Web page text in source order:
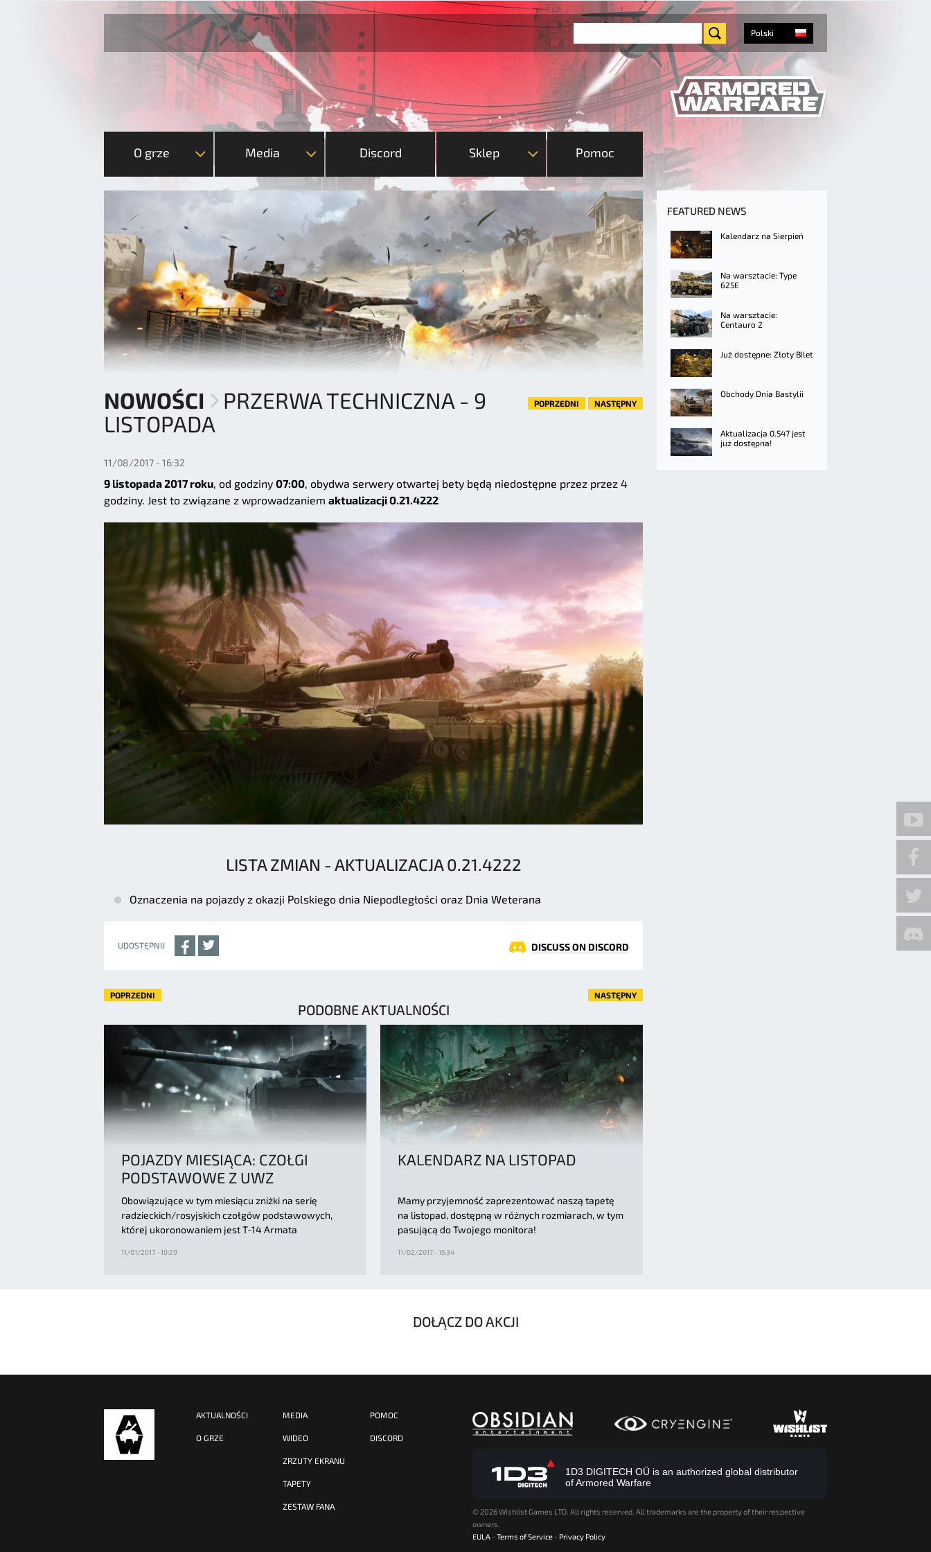
Polski
O grze Media Discord Sklep Pomoc
NOWOŚCI
PRZERWA TECHNICZNA - 9
LISTOPADA
POPRZEDNI NASTĘPNY
11/08/2017 - 16:32
9 listopada 2017 roku, od godziny 07:00, obydwa serwery otwartej bety będą niedostępne przez przez 4
godziny. Jest to związane z wprowadzaniem aktualizacji 0.21.4222
LISTA ZMIAN - AKTUALIZACJA 0.21.4222
Oznaczenia na pojazdy z okazji Polskiego dnia Niepodległości oraz Dnia Weterana
UDOSTĘPNIJ DISCUSS ON DISCORD
POPRZEDNI NASTĘPNY
PODOBNE AKTUALNOŚCI
POJAZDY MIESIĄCA: CZOŁGI
PODSTAWOWE Z UWZ
Obowiązujące w tym miesiącu zniżki na serię
radzieckich/rosyjskich czołgów podstawowych,
której ukoronowaniem jest T-14 Armata
11/01/2017 - 10:29
KALENDARZ NA LISTOPAD
Mamy przyjemność zaprezentować naszą tapetę
na listopad, dostępną w różnych rozmiarach, w tym
pasującą do Twojego monitora!
11/02/2017 - 15:34
FEATURED NEWS
Kalendarz na Sierpień
Na warsztacie: Type
625E
Na warsztacie:
Centauro 2
Już dostępne: Złoty Bilet
Obchody Dnia Bastylii
Aktualizacja 0.547 jest
już dostępna!
DOŁĄCZ DO AKCJI
AKTUALNOŚCI
O GRZE
MEDIA
WIDEO
ZRZUTY EKRANU
TAPETY
ZESTAW FANA
POMOC
DISCORD
1D3 DIGITECH OÜ is an authorized global distributor
of Armored Warfare
© 2026 Wishlist Games LTD. All rights reserved. All trademarks are the property of their respective
owners.
EULA - Terms of Service - Privacy Policy